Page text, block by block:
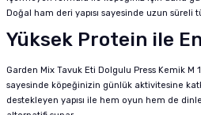
Doğal ham deri yapısı sayesinde uzun süreli
Yüksek Protein ile
Garden Mix Tavuk Eti Dolgulu Press Kemik M
sayesinde köpeğinizin günlük aktivitesine
destekleyen yapısı ile hem oyun hem de